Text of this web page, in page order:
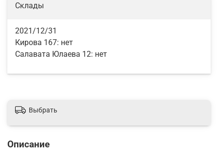
Склады
2021/12/31
Кирова 167: нет
Салавата Юлаева 12: нет
Выбрать
Описание